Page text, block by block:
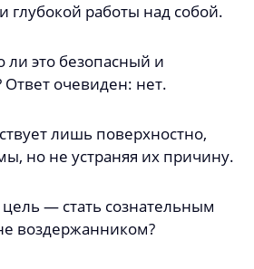
глубокой работы над собой.
ли это безопасный и
очевиден: нет.
лишь поверхностно,
но не устраняя их причину.
— стать сознательным
воздержанником?